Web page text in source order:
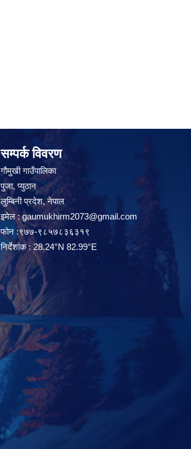
सम्पर्क विवरण
गौमुखी गाउँपालिका
पुजा, प्युठान
लुम्बिनी प्रदेश, नेपाल
इमेल :gaumukhirm2073@gmail.com
फोन :९७७-९८५७८३६३१९
निर्देशांक : 28.24°N 82.99°E